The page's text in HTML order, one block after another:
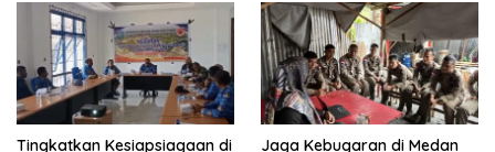
Tingkatkan Kesiapsiagaan di Jaga Kebugaran di Medan